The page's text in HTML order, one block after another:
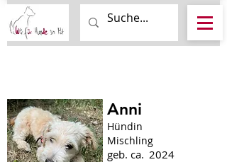
Anni
Hündin
Mischling
geb. ca. 2024